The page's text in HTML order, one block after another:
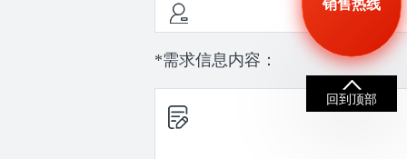
*需求信息内容：
销售热线
回到顶部